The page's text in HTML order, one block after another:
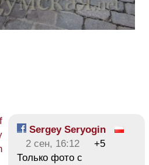
Sergey Seryogin
2 сен, 16:12
+5
Только фото с